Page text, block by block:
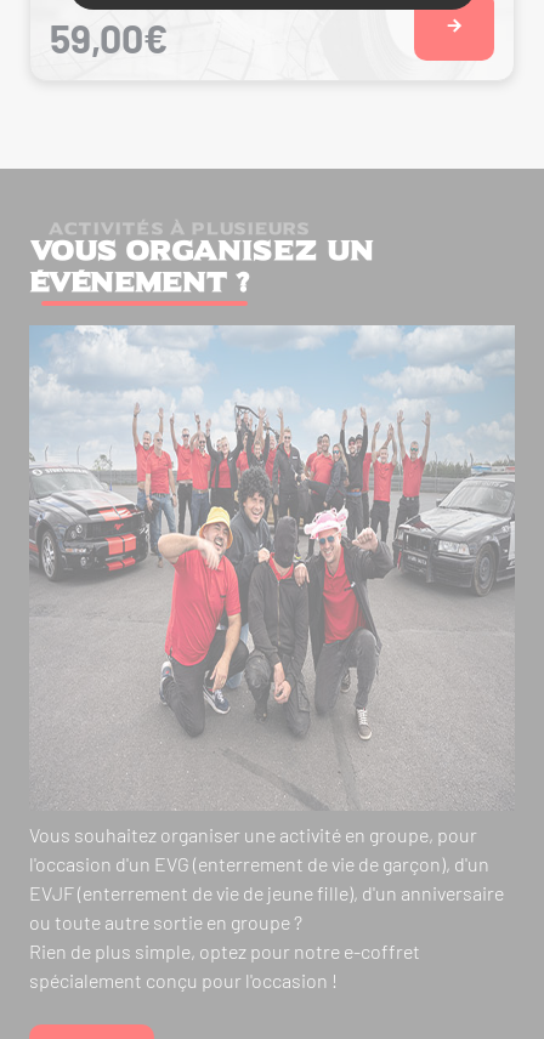
59,00€
ACTIVITÉS À PLUSIEURS
Vous organisez un
événement ?
Vous souhaitez organiser une activité en groupe, pour
l'occasion d'un EVG (enterrement de vie de garçon), d'un
EVJF (enterrement de vie de jeune fille), d'un anniversaire
ou toute autre sortie en groupe ?
Rien de plus simple, optez pour notre e-coffret
spécialement conçu pour l'occasion !